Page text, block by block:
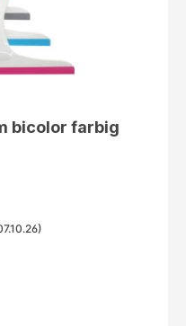
bicolor farbig